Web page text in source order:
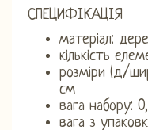
СПЕЦИФІКАЦІЯ
матеріал:
кількість
розміри (д/
см
вага набору:
вага з